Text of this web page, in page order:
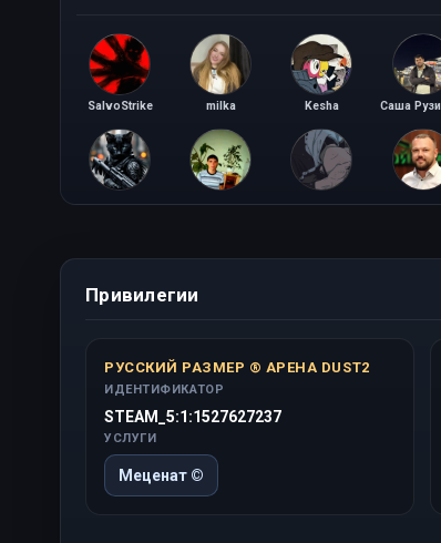
SalvoStrike milka Kesha
KOT161RU Olezhka break me down PiKeR
Привилегии
РУССКИЙ РАЗМЕР ® АРЕНА DUST2
ИДЕНТИФИКАТОР
STEAM_5:1:1527627237
УСЛУГИ
Меценат ©